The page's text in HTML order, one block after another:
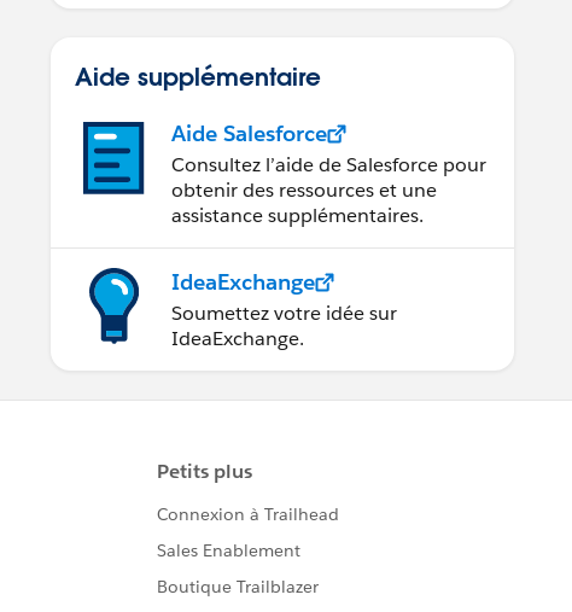
Aide supplémentaire
Aide Salesforce
Consultez l’aide de Salesforce pour
obtenir des ressources et une
assistance supplémentaires.
IdeaExchange
Soumettez votre idée sur
IdeaExchange.